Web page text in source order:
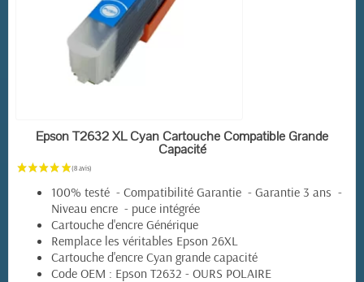
EN STOCK
Epson T2632 XL Cyan Cartouche Compatible Grande
Capacité
100% testé - Compatibilité Garantie - Garantie 3 ans -
Niveau encre - puce intégrée
Cartouche d'encre Générique
Remplace les véritables Epson 26XL
Cartouche d'encre Cyan grande capacité
Code OEM : Epson T2632 - OURS POLAIRE